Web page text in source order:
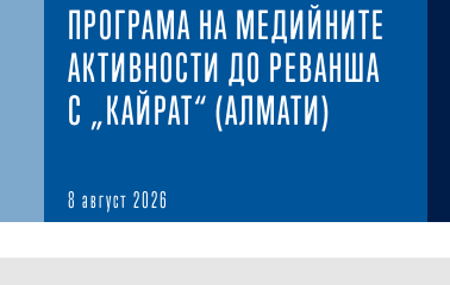
ПРОГРАМА НА МЕДИЙНИТЕ
АКТИВНОСТИ ДО РЕВАНША
С „КАЙРАТ“ (АЛМАТИ)
8 август 2026